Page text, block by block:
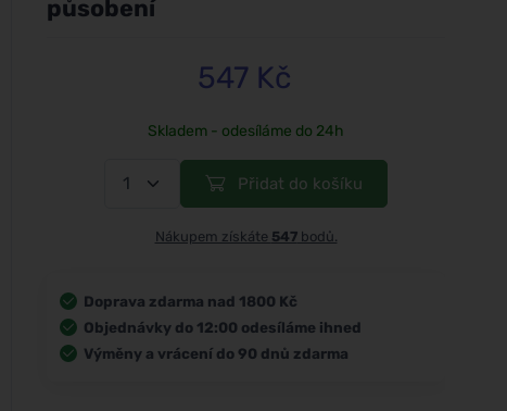
působení
547 Kč
Skladem - odesíláme do 24h
Přidat do košíku
Nákupem získáte 547bodů.
Doprava zdarma nad 1800 Kč
Objednávky do 12:00 odesíláme ihned
Výměny a vrácení do 90 dnů zdarma